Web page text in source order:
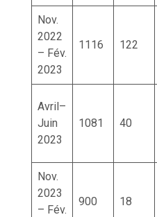
Nov.
2022
– Fév.
2023
1116 122
Avril–
Juin
2023
1081 40
Nov.
2023
– Fév.
900 18